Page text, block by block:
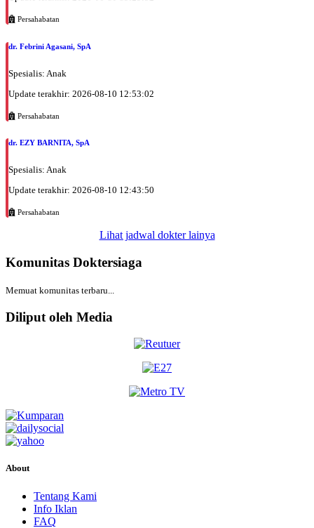
Persahabatan
dr. Febrini Agasani, SpA
Spesialis: Anak
Update terakhir: 2026-08-10 12:53:02
Persahabatan
dr. EZY BARNITA, SpA
Spesialis: Anak
Update terakhir: 2026-08-10 12:43:50
Persahabatan
Lihat jadwal dokter lainya
Komunitas Doktersiaga
Memuat komunitas terbaru...
Diliput oleh Media
About
Tentang Kami
Info Iklan
FAQ